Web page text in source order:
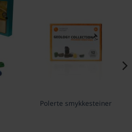
Polerte smykkesteiner